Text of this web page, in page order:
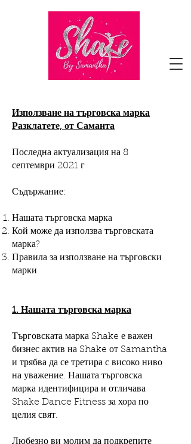
Използване на търговска марка
Разклатете, от Саманта
Последна актуализация на 8
септември 2021 г
Съдържание:
Нашата търговска марка
Кой може да използва търговската
марка?
Правила за използване на търговски
марки
1. Нашата търговска марка
Търговската марка Shake е важен
бизнес актив на Shake от Samantha
и трябва да се третира с високо ниво
на уважение. Нашата търговска
марка идентифицира и отличава
Shake Dance Fitness за хора по
целия свят.
Любезно ви молим да подкрепите